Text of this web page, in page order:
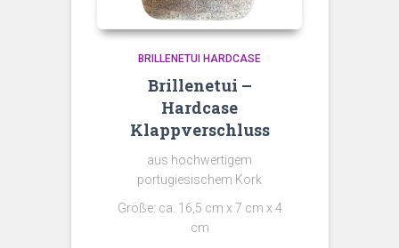
BRILLENETUI HARDCASE
Brillenetui –
Hardcase
Klappverschluss
aus hochwertigem
portugiesischem Kork
Größe: ca. 16,5 cm x 7 cm x 4
cm